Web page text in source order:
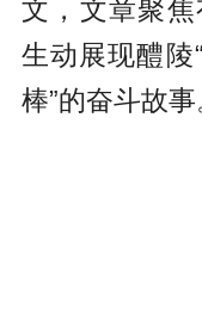
文，文章聚焦
生动展现醴陵
棒”的奋斗故事